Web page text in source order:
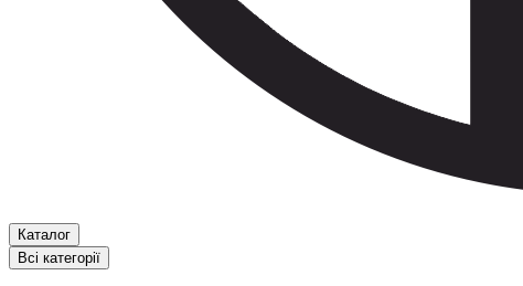
Каталог
Всі категорії